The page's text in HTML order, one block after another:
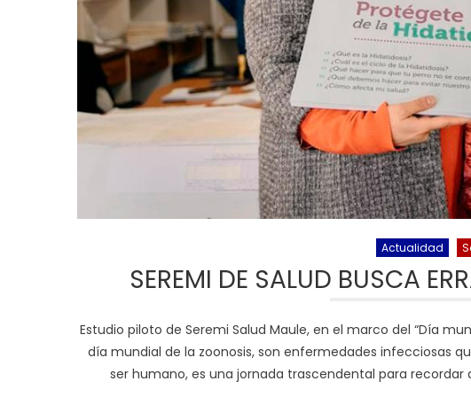
Actualidad
SEREMI DE SALUD BUSCA
Estudio piloto de Seremi Salud Maule, en el marco del “Día
día mundial de la zoonosis, son enfermedades infecciosas
ser humano, es una jornada trascendental para